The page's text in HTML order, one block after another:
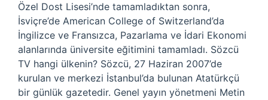
Özel Dost Lisesi’nde tamamladıktan sonra,
İsviçre’de American College of Switzerland’da
İngilizce ve Fransızca, Pazarlama ve İdari Ekonomi
alanlarında üniversite eğitimini tamamladı. Sözcü
TV hangi ülkenin? Sözcü, 27 Haziran 2007’de
kurulan ve merkezi İstanbul’da bulunan Atatürkçü
bir günlük gazetedir. Genel yayın yönetmeni Metin